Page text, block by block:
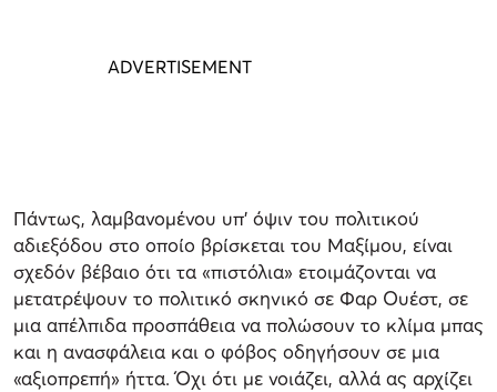
Πάντως, λαμβανομένου υπ’ όψιν του πολιτικού
αδιεξόδου στο οποίο βρίσκεται του Μαξίμου, είναι
σχεδόν βέβαιο ότι τα «πιστόλια» ετοιμάζονται να
μετατρέψουν το πολιτικό σκηνικό σε Φαρ Ουέστ, σε
μια απέλπιδα προσπάθεια να πολώσουν το κλίμα μπας
και η ανασφάλεια και ο φόβος οδηγήσουν σε μια
«αξιοπρεπή» ήττα. Όχι ότι με νοιάζει, αλλά ας αρχίζει